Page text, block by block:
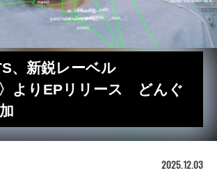
、新鋭レーベル
よりEPリリース どんぐ
2025.12.03